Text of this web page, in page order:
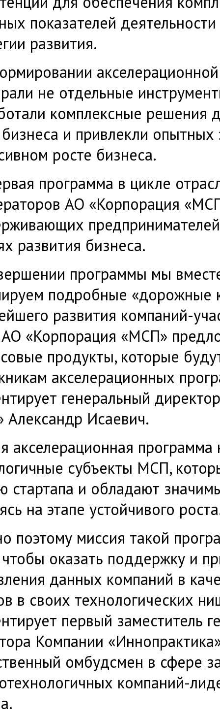
показателей
развития.
не отдельные
комплексные решения
и привлекли опытных
росте бизнеса.
программа в цикле
АО «Корпорация
развития бизнеса.
программы мы
подробные «дорожные
развития компаний-
«Корпорация «МСП»
продукты, которые
акселерационных
генеральный
Исаевич.
акселерационная программа
субъекты МСП,
стартапа и обладают
на этапе устойчивого
поэтому миссия такой
оказать поддержку и
данных компаний в
в своих технологических
первый заместитель
Компании
омбудсмен в сфере
компаний-